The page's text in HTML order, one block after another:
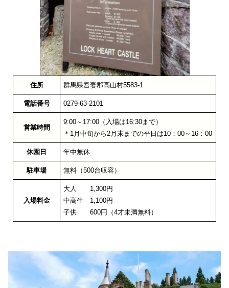
住所 群馬県吾妻郡高山村5583-1
電話番号 0279-63-2101
営業時間
9:00～17:00（入場は16:30まで）
＊1月中旬から2月末までの平日は10：00～16：00
休園日 年中無休
駐車場 無料（500台収容）
入場料金
大人 1,300円
中高生 1,100円
子供 600円（4才未満無料）